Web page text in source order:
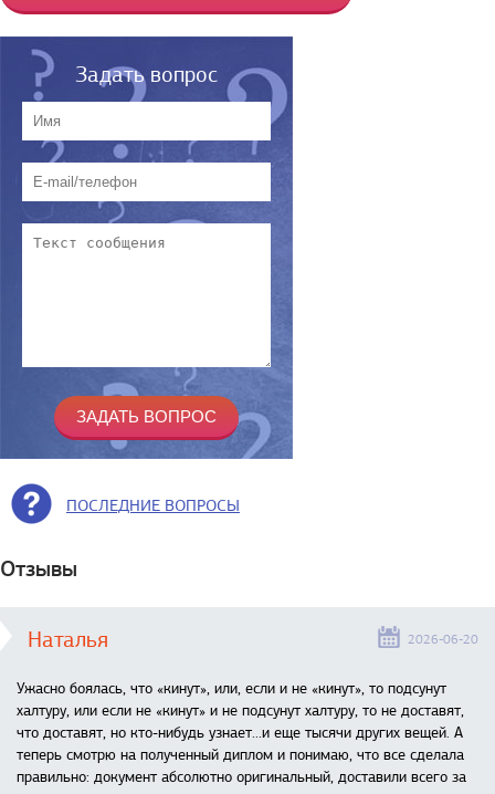
Задать вопрос
ПОСЛЕДНИЕ ВОПРОСЫ
Отзывы
Наталья 2026-06-20
Ужасно боялась, что «кинут», или, если и не «кинут», то подсунут
халтуру, или если не «кинут» и не подсунут халтуру, то не доставят,
что доставят, но кто-нибудь узнает...и еще тысячи других вещей. А
теперь смотрю на полученный диплом и понимаю, что все сделала
правильно: документ абсолютно оригинальный, доставили всего за